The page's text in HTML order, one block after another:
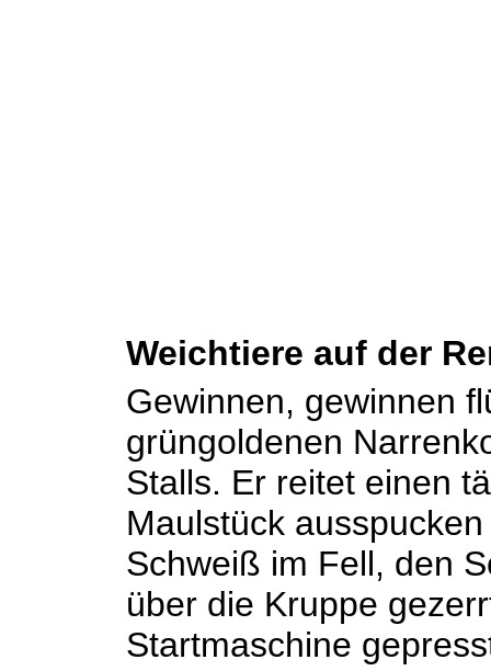
Weichtiere auf der
Gewinnen, gewinnen
grüngoldenen
Stalls. Er reitet einen
Maulstück
Schweiß im Fell, den
über die Kruppe
Startmaschine